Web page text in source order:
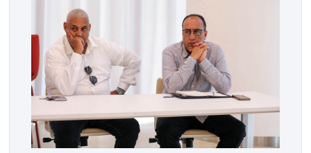
أداء لافت قدمه اللاعب برفقة اتحاد […]